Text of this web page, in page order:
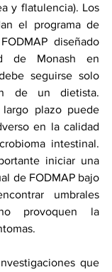
y flatulencia). Los
el programa de
diseñado
de Monash en
seguirse solo
de un dietista.
plazo puede
en la calidad
intestinal.
iniciar una
de FODMAP bajo
umbrales
provoquen la
que